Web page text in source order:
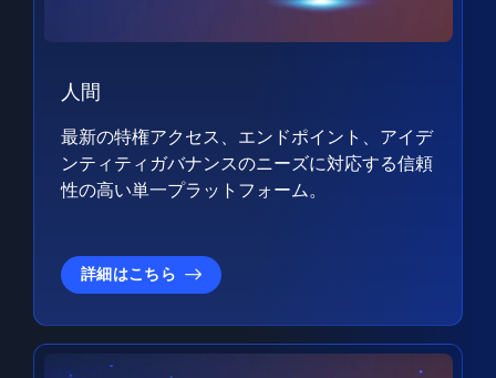
人間
最新の特権アクセス、エンドポイント、アイデ
ンティティガバナンスのニーズに対応する信頼
性の高い単一プラットフォーム。
詳細はこちら